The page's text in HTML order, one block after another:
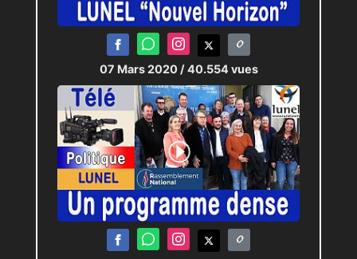
07 Mars 2020 / 40.554 vues